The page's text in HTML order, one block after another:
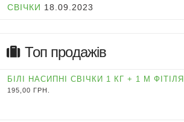
СВІЧКИ 18.09.2023
Топ продажів
БІЛІ НАСИПНІ СВІЧКИ 1 КГ + 1 М ФІТІЛЯ
195,00 ГРН.